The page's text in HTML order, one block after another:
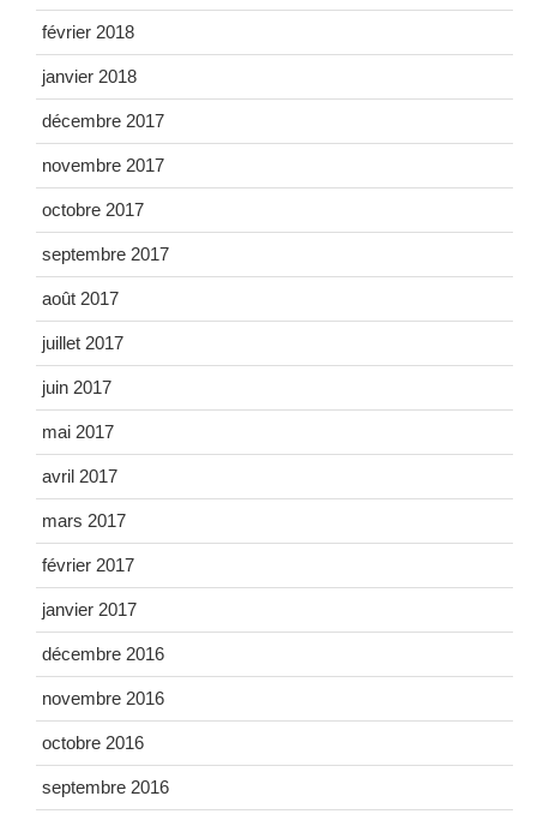
février 2018
janvier 2018
décembre 2017
novembre 2017
octobre 2017
septembre 2017
août 2017
juillet 2017
juin 2017
mai 2017
avril 2017
mars 2017
février 2017
janvier 2017
décembre 2016
novembre 2016
octobre 2016
septembre 2016